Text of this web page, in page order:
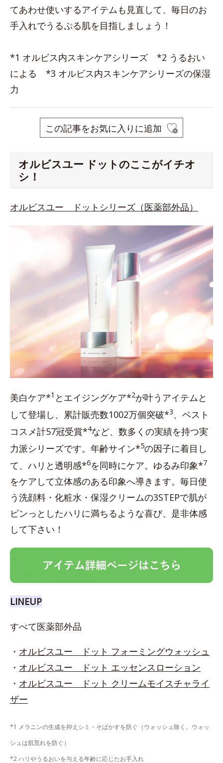
てあわせ使いするアイテムも見直して、毎日のお
手入れでうるぷる肌を目指しましょう！
*1 オルビス内スキンケアシリーズ *2 うるおい
による *3 オルビス内スキンケアシリーズの保湿
力
この記事をお気に入りに追加
オルビスユー ドットのここがイチオ
シ！
オルビスユー ドットシリーズ（医薬部外品）
美白ケア*1 とエイジングケア*2が叶うアイテムと
して登場し、累計販売数1002万個突破*3、ベスト
コスメ計57冠受賞*4など、数多くの実績を持つ実
力派シリーズです。年齢サイン*5の因子に着目し
て、ハリと透明感*6を同時にケア。ゆるみ印象*7
をケアして立体感のある印象へ導きます。毎日使
う洗顔料・化粧水・保湿クリームの3STEPで肌が
ピンっとしたハリに満ちるような喜び、是非体感
して下さい！
LINEUP
すべて医薬部外品
・ オルビスユー ドット フォーミングウォッシュ
・ オルビスユー ドット エッセンスローション
・ オルビスユー ドット クリームモイスチャライ
ザー
*1 メラニンの生成を抑えシミ・そばかすを防ぐ（ウォッシュ除く。ウォッ
シュは肌荒れを防ぐ）
*2 ハリやうるおいを与える年齢に応じたお手入れ